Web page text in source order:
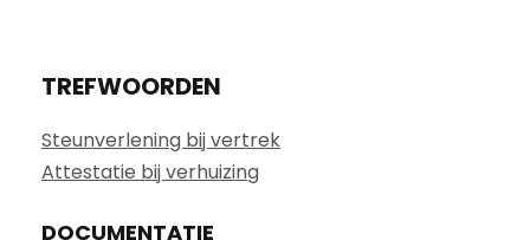
TREFWOORDEN
Steunverlening bij vertrek
Attestatie bij verhuizing
DOCUMENTATIE